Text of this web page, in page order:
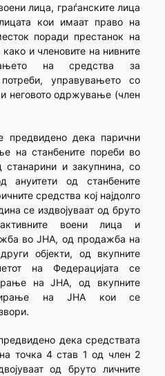
лица, граѓанските лица
кои имаат право на
поради престанок на
и членовите на нивните
на средства за
управувањето со
неговото одржување (член
дека парични
на станбените пореби во
и закупнина, со
ануитети од станбените
средства кој најдолго
се издвојуваат од бруто
воени лица и
во ЈНА, од продажба на
објекти, од вкупните
на Федерацијата се
на ЈНА, од вкупните
на ЈНА кои се
дека средствата
точка 4 став 1 од член 2
од бруто личните